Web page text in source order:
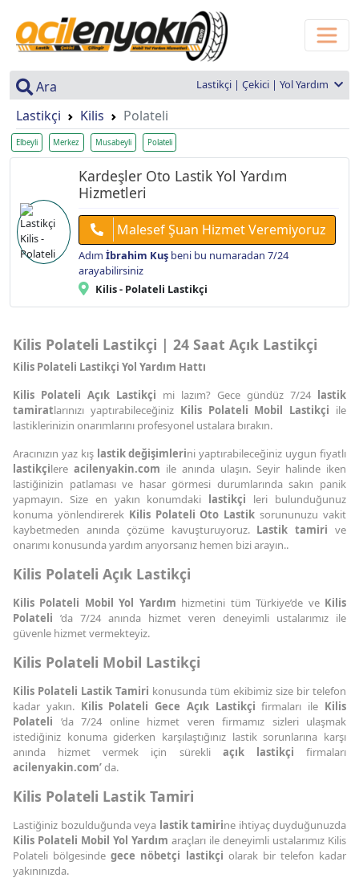
Ara Lastikçi | Çekici | Yol Yardım
Lastikçi Kilis Polateli
Elbeyli Merkez Musabeyli Polateli
Kardeşler Oto Lastik Yol Yardım
Hizmetleri
Malesef Şuan Hizmet Veremiyoruz
Adım İbrahim Kuşbeni bu numaradan 7/24
arayabilirsiniz
Kilis - Polateli Lastikçi
Kilis Polateli Lastikçi | 24 Saat Açık Lastikçi
Kilis Polateli Lastikçi Yol Yardım Hattı
Kilis Polateli Açık Lastikçi mi lazım? Gece gündüz 7/24 lastik
tamiratlarınızı yaptırabileceğiniz Kilis Polateli Mobil Lastikçi ile
lastiklerinizin onarımlarını profesyonel ustalara bırakın.
Aracınızın yaz kış lastik değişimlerini yaptırabileceğiniz uygun fiyatlı
lastikçilere acilenyakin.com ile anında ulaşın. Seyir halinde iken
lastiğinizin patlaması ve hasar görmesi durumlarında sakın panik
yapmayın. Size en yakın konumdaki lastikçi leri bulunduğunuz
konuma yönlendirerek Kilis Polateli Oto Lastik sorununuzu vakit
kaybetmeden anında çözüme kavuşturuyoruz. Lastik tamiri ve
onarımı konusunda yardım arıyorsanız hemen bizi arayın..
Kilis Polateli Açık Lastikçi
Kilis Polateli Mobil Yol Yardım hizmetini tüm Türkiye’de ve Kilis
Polateli ’da 7/24 anında hizmet veren deneyimli ustalarımız ile
güvenle hizmet vermekteyiz.
Kilis Polateli Mobil Lastikçi
Kilis Polateli Lastik Tamiri konusunda tüm ekibimiz size bir telefon
kadar yakın. Kilis Polateli Gece Açık Lastikçi firmaları ile Kilis
Polateli ’da 7/24 online hizmet veren firmamız sizleri ulaşmak
istediğiniz konuma giderken karşılaştığınız lastik sorunlarına karşı
anında hizmet vermek için sürekli açık lastikçi firmaları
acilenyakin.com’da.
Kilis Polateli Lastik Tamiri
Lastiğiniz bozulduğunda veya lastik tamirine ihtiyaç duyduğunuzda
Kilis Polateli Mobil Yol Yardım araçları ile deneyimli ustalarımız Kilis
Polateli bölgesindegece nöbetçi lastikçi olarak bir telefon kadar
yakınınızda.